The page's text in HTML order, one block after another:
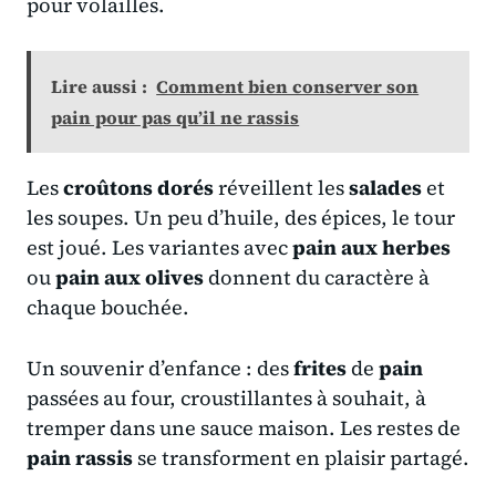
Lire aussi : Comment bien conserver son
pain pour pas qu’il ne rassis
Lescroûtons dorésréveillent lessaladeset
les soupes. Un peu d’huile, des épices, le tour
est joué. Les variantes avecpain aux herbes
oupain aux olivesdonnent du caractère à
chaque bouchée.
Un souvenir d’enfance : desfritesde pain
passées au four, croustillantes à souhait, à
tremper dans une sauce maison. Les restes de
pain rassis se transforment en plaisir partagé.